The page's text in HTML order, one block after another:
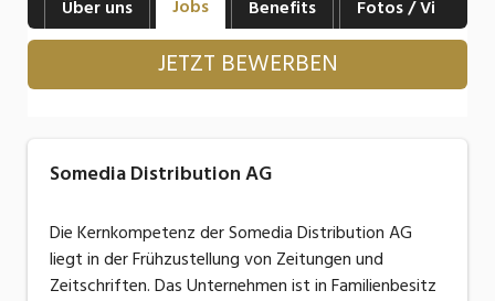
Industrie, Maschinenbau, Anlagenbau,
Produktion
Informatik, Telekommunikation
Körperpflege, Wellness
Marketing, Kommunikation, Medien, Druck
Mechanik, Elektronik, Optik, Textil (Fertigung)
Über uns Jobs Benefits Fotos / Videos
JETZT BEWERBEN
Somedia Distribution AG
Die Kernkompetenz der Somedia Distribution AG
liegt in der Frühzustellung von Zeitungen und
Zeitschriften. Das Unternehmen ist in Familienbesitz